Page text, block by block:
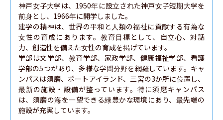
神戸女子大学は、1950年に設立された神戸女子短期大学を
前身とし、1966年に開学しました。
建学の精神は、世界の平和と人類の福祉に貢献する有為な
女性の育成にあります。教育目標として、自立心、対話
力、創造性を備えた女性の育成を掲げています。
学部は文学部、教育学部、家政学部、健康福祉学部、看護
学部の5つがあり、多様な学問分野を網羅しています。キャ
ンパスは須磨、ポートアイランド、三宮の3か所に位置し、
最新の施設・設備が整っています。特に須磨キャンパス
は、須磨の海を一望できる緑豊かな環境にあり、最先端の
施設が充実しています。